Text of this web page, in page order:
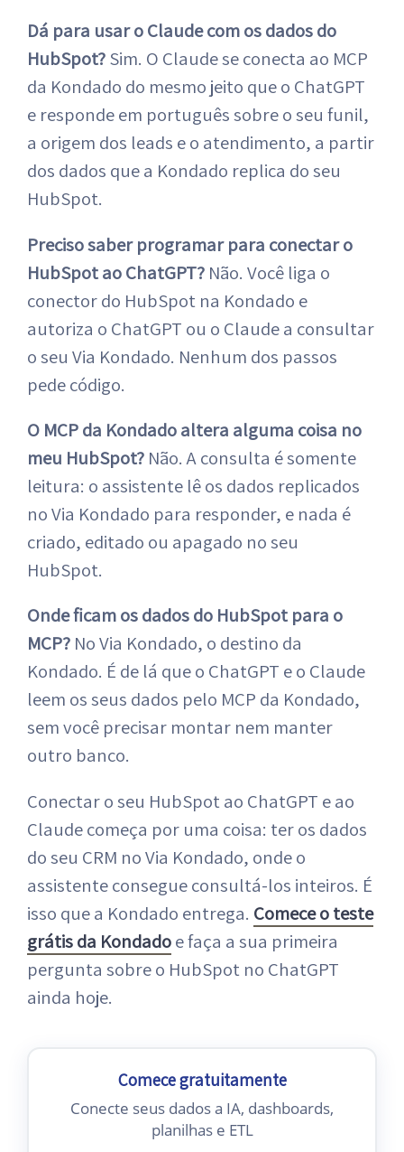
Dá para usar o Claude com os dados do
HubSpot?Sim. O Claude se conecta ao MCP
da Kondado do mesmo jeito que o ChatGPT
e responde em português sobre o seu funil,
a origem dos leads e o atendimento, a partir
dos dados que a Kondado replica do seu
HubSpot.
Preciso saber programar para conectar o
HubSpot ao ChatGPT? Não. Você liga o
conector do HubSpot na Kondado e
autoriza o ChatGPT ou o Claude a consultar
o seu Via Kondado. Nenhum dos passos
pede código.
O MCP da Kondado altera alguma coisa no
meu HubSpot? Não. A consulta é somente
leitura: o assistente lê os dados replicados
no Via Kondado para responder, e nada é
criado, editado ou apagado no seu
HubSpot.
Onde ficam os dados do HubSpot para o
MCP? No Via Kondado, o destino da
Kondado. É de lá que o ChatGPT e o Claude
leem os seus dados pelo MCP da Kondado,
sem você precisar montar nem manter
outro banco.
Conectar o seu HubSpot ao ChatGPT e ao
Claude começa por uma coisa: ter os dados
do seu CRM no Via Kondado, onde o
assistente consegue consultá-los inteiros. É
isso que a Kondado entrega. Comece o teste
grátis da Kondadoe faça a sua primeira
pergunta sobre o HubSpot no ChatGPT
ainda hoje.
Comece gratuitamente
Conecte seus dados a IA, dashboards,
planilhas e ETL